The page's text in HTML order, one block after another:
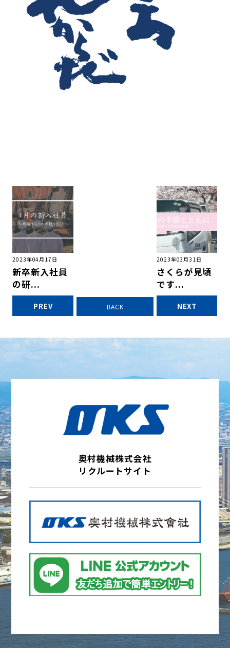
2023年04月17日
新卒新入社員
の研...
PREV BACK
2023年03月31日
さくらが見頃
です...
NEXT
奥村機械株式会社
リクルートサイト